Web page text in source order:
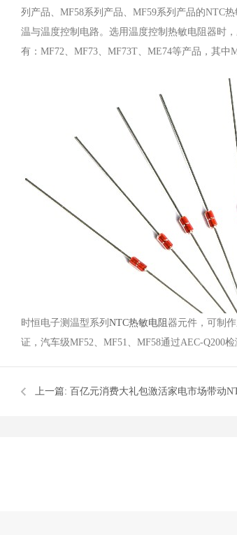
列产品、MF58系列产品、MF59系列产品的NTC
温与温度控制电路。选用温度控制热敏电阻器时
有：MF72、MF73、MF73T、ME74等产品，其中
时恒电子测温型系列 NTC热敏电阻 器元件，可制
证，汽车级MF52、MF51、MF58通过AEC-Q200
上一篇: 百亿元消费大礼包激活家电市场带动